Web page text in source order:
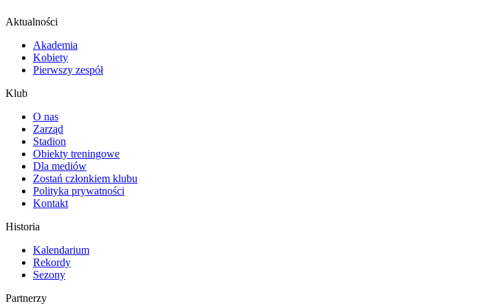
Aktualności
Akademia
Kobiety
Pierwszy zespół
Klub
O nas
Zarząd
Stadion
Obiekty treningowe
Dla mediów
Zostań członkiem klubu
Polityka prywatności
Kontakt
Historia
Kalendarium
Rekordy
Sezony
Partnerzy